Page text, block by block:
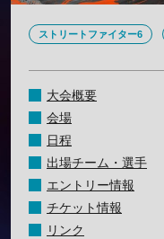
ストリートファイター6
大会概要
会場
日程
出場チーム・選手
エントリー情報
チケット情報
リンク